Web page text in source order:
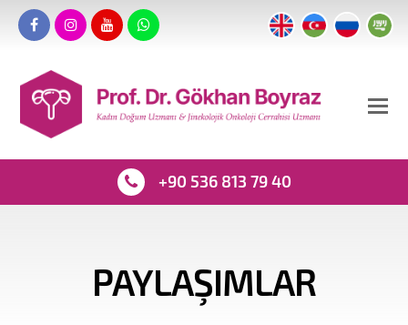
+90 536 813 79 40
PAYLAŞIMLAR